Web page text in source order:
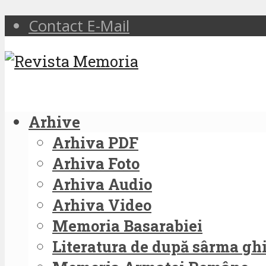
Contact E-Mail
Arhive
Arhiva PDF
Arhiva Foto
Arhiva Audio
Arhiva Video
Memoria Basarabiei
Literatura de după sârma